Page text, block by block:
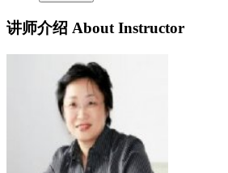
讲师介绍 About Instructor